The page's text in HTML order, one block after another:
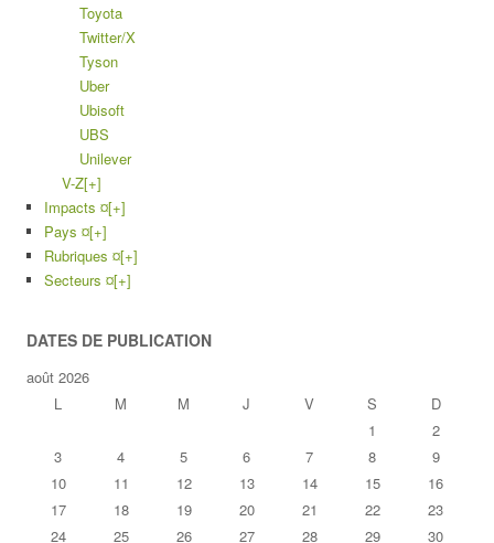
Toyota
Twitter/X
Tyson
Uber
Ubisoft
UBS
Unilever
V-Z[+]
Impacts ¤[+]
Pays ¤[+]
Rubriques ¤[+]
Secteurs ¤[+]
DATES DE PUBLICATION
août 2026
L
M M J V S
D
1
2
3
4 5 6 7 8
9
10
11 12 13 14 15
16
17
18 19 20 21 22
23
24
25 26 27 28 29 30